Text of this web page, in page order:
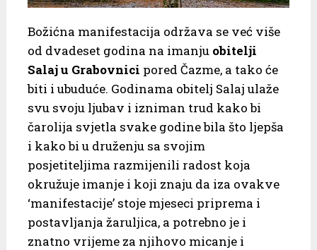
Božićna manifestacija održava se već više
od dvadeset godina na imanju obitelji
Salaj u Grabovnici pored Čazme, a tako će
biti i ubuduće. Godinama obitelj Salaj ulaže
svu svoju ljubav i izniman trud kako bi
čarolija svjetla svake godine bila što ljepša
i kako bi u druženju sa svojim
posjetiteljima razmijenili radost koja
okružuje imanje i koji znaju da iza ovakve
‘manifestacije’ stoje mjeseci priprema i
postavljanja žaruljica, a potrebno je i
znatno vrijeme za njihovo micanje i